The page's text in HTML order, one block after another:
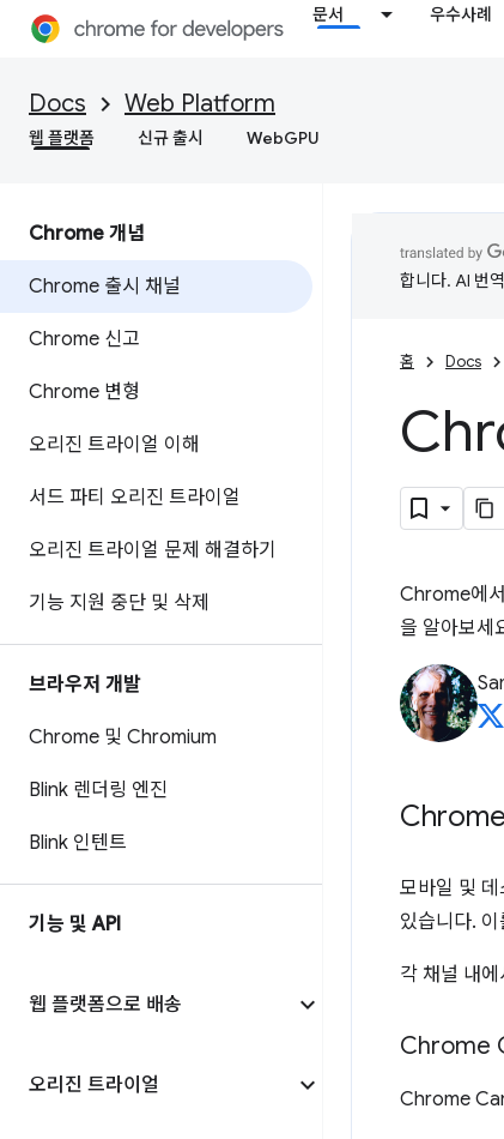
문서 우수사례
Docs Web Platform
웹 플랫폼 신규 출시 WebGPU
Chrome 개념
Chrome 출시 채널
Chrome 신고
Chrome 변형
오리진 트라이얼 이해
서드 파티 오리진 트라이얼
오리진 트라이얼 문제 해결하기
기능 지원 중단 및 삭제
브라우저 개발
Chrome 및 Chromium
Blink 렌더링 엔진
Blink 인텐트
기능 및 API
웹 플랫폼으로 배송
오리진 트라이얼
합니다. AI 번
홈 Docs
Chrome에
을 알아보세
모바일 및
있습니다. 이
각 채널 내
Chrome
Chrome